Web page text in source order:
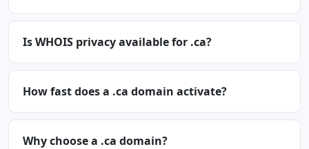
Is WHOIS privacy available for .ca?
How fast does a .ca domain activate?
Why choose a .ca domain?